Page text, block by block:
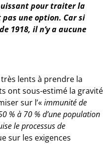
pour traiter la
pas une option. Car si
1918, il n’y a aucune
lents à prendre la
ont sous-estimé la gravité
sur l’«immunité de
% à 70 % d’une population
le processus de
sur les exigences